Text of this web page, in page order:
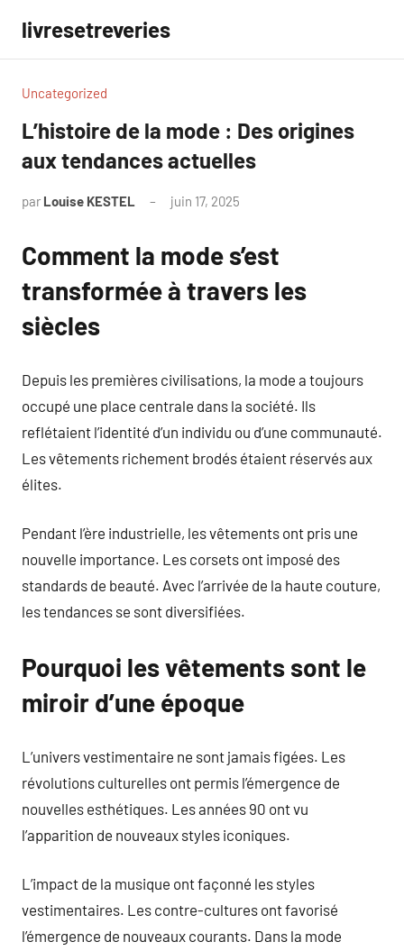
contenu
livresetreveries
Uncategorized
L’histoire de la mode : Des origines
aux tendances actuelles
par Louise KESTEL juin 17, 2025
Comment la mode s’est
transformée à travers les
siècles
Depuis les premières civilisations, la mode a toujours
occupé une place centrale dans la société. Ils
reflétaient l’identité d’un individu ou d’une communauté.
Les vêtements richement brodés étaient réservés aux
élites.
Pendant l’ère industrielle, les vêtements ont pris une
nouvelle importance. Les corsets ont imposé des
standards de beauté. Avec l’arrivée de la haute couture,
les tendances se sont diversifiées.
Pourquoi les vêtements sont le
miroir d’une époque
L’univers vestimentaire ne sont jamais figées. Les
révolutions culturelles ont permis l’émergence de
nouvelles esthétiques. Les années 90 ont vu
l’apparition de nouveaux styles iconiques.
L’impact de la musique ont façonné les styles
vestimentaires. Les contre-cultures ont favorisé
l’émergence de nouveaux courants. Dans la mode